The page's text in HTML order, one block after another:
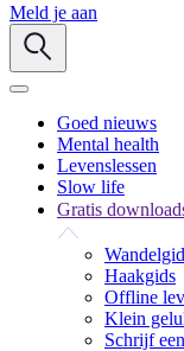
Meld je aan
Goed nieuws
Mental health
Levenslessen
Slow life
Gratis
Haakgids
Offline
Klein
Schrijf